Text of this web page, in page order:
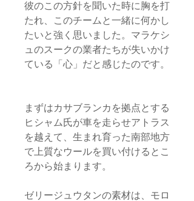
彼のこの方針を聞いた時に胸を打
たれ、このチームと一緒に何かし
たいと強く思いました。マラケシ
ュのスークの業者たちが失いかけ
ている「心」だと感じたのです。
まずはカサブランカを拠点とする
ヒシャム氏が車を走らせアトラス
を越えて、生まれ育った南部地方
で上質なウールを買い付けるとこ
ろから始まります。
ゼリージュウタンの素材は、モロ